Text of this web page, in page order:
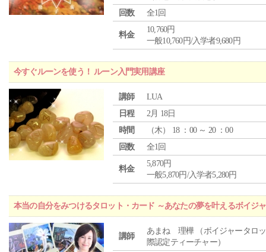
回数
全1回
料金
10,760円
一般10,760円/入学者9,680円
今すぐルーンを使う！ ルーン入門実用講座
講師
LUA
日程
2月 18日
時間
（木） 18 ：00 ～ 20 ：00
回数
全1回
料金
5,870円
一般5,870円/入学者5,280円
本当の自分をみつけるタロット・カード ～あなたの夢を叶えるボイジ
講師
あまね 理樺 （ボイジャータロ
際認定ティーチャー）